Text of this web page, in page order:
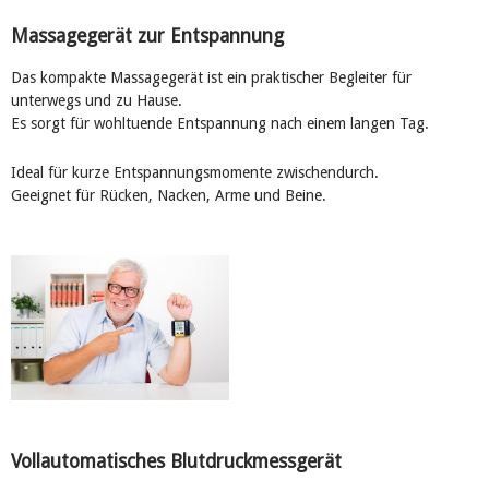
Massagegerät zur Entspannung
Das kompakte Massagegerät ist ein praktischer Begleiter für
unterwegs und zu Hause.
Es sorgt für wohltuende Entspannung nach einem langen Tag.
Ideal für kurze Entspannungsmomente zwischendurch.
Geeignet für Rücken, Nacken, Arme und Beine.
Vollautomatisches Blutdruckmessgerät